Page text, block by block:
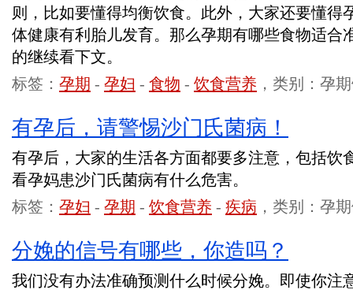
则，比如要懂得均衡饮食。此外，大家还要懂得
体健康有利胎儿发育。那么孕期有哪些食物适合
的继续看下文。
标签： 孕期 - 孕妇 - 食物 - 饮食营养 ，类别：孕
有孕后，请警惕沙门氏菌病！
有孕后，大家的生活各方面都要多注意，包括饮
看孕妈患沙门氏菌病有什么危害。
标签： 孕妇 - 孕期 - 饮食营养 - 疾病 ，类别：孕
分娩的信号有哪些，你造吗？
我们没有办法准确预测什么时候分娩。即使你注